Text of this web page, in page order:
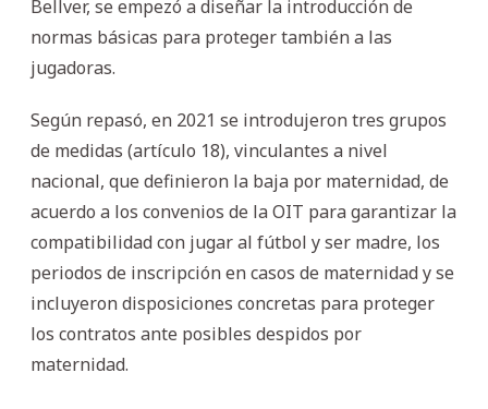
Bellver, se empezó a diseñar la introducción de
normas básicas para proteger también a las
jugadoras.
Según repasó, en 2021 se introdujeron tres grupos
de medidas (artículo 18), vinculantes a nivel
nacional, que definieron la baja por maternidad, de
acuerdo a los convenios de la OIT para garantizar la
compatibilidad con jugar al fútbol y ser madre, los
periodos de inscripción en casos de maternidad y se
incluyeron disposiciones concretas para proteger
los contratos ante posibles despidos por
maternidad.